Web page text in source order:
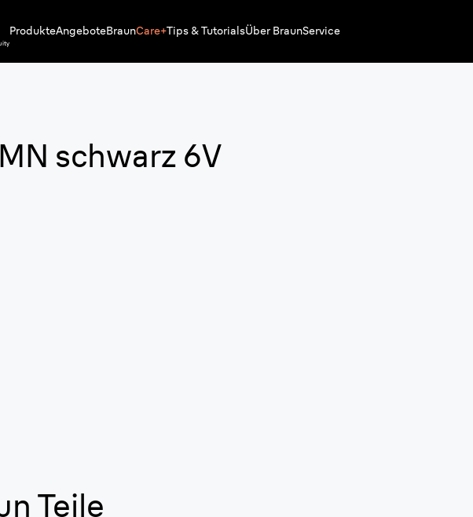
ProdukteAngeboteBraunCare+Tips & TutorialsÜber BraunService
schwarz 6V
Teile